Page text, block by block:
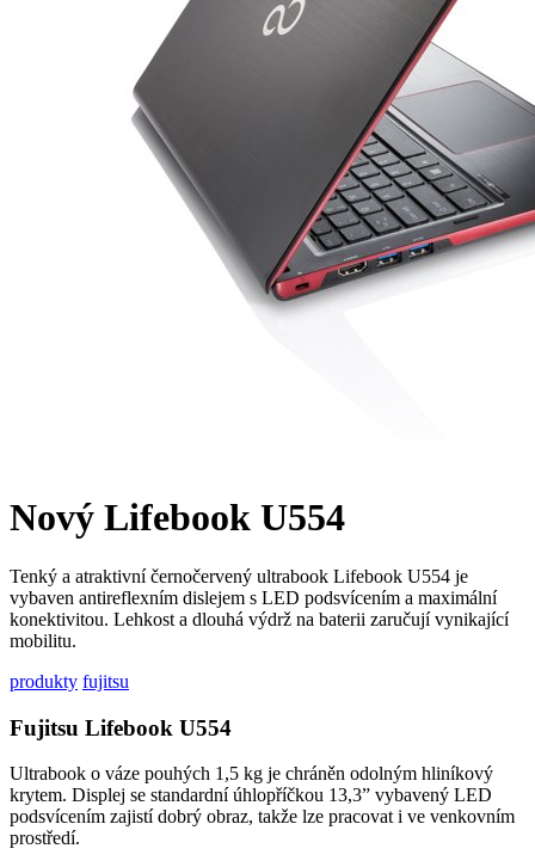
Nový Lifebook U554
Tenký a atraktivní černočervený ultrabook Lifebook U554 je
vybaven antireflexním dislejem s LED podsvícením a maximální
konektivitou. Lehkost a dlouhá výdrž na baterii zaručují vynikající
mobilitu.
produkty fujitsu
Fujitsu Lifebook U554
Ultrabook o váze pouhých 1,5 kg je chráněn odolným hliníkový
krytem. Displej se standardní úhlopříčkou 13,3” vybavený LED
podsvícením zajistí dobrý obraz, takže lze pracovat i ve venkovním
prostředí.